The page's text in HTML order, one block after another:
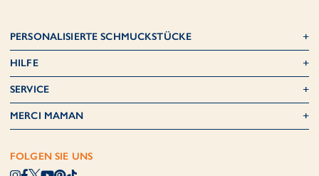
PERSONALISIERTE SCHMUCKSTÜCKE
HILFE
SERVICE
MERCI MAMAN
FOLGEN SIE UNS